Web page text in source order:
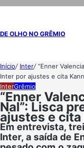
DE OLHO NO GRÊMIO
Início/ Inter/“Enner
Inter por ajustes e cita
InterGrêmio
“Enner
Nal”: Lisca
ajustes e
Em entrevista,
Inter, a saída de